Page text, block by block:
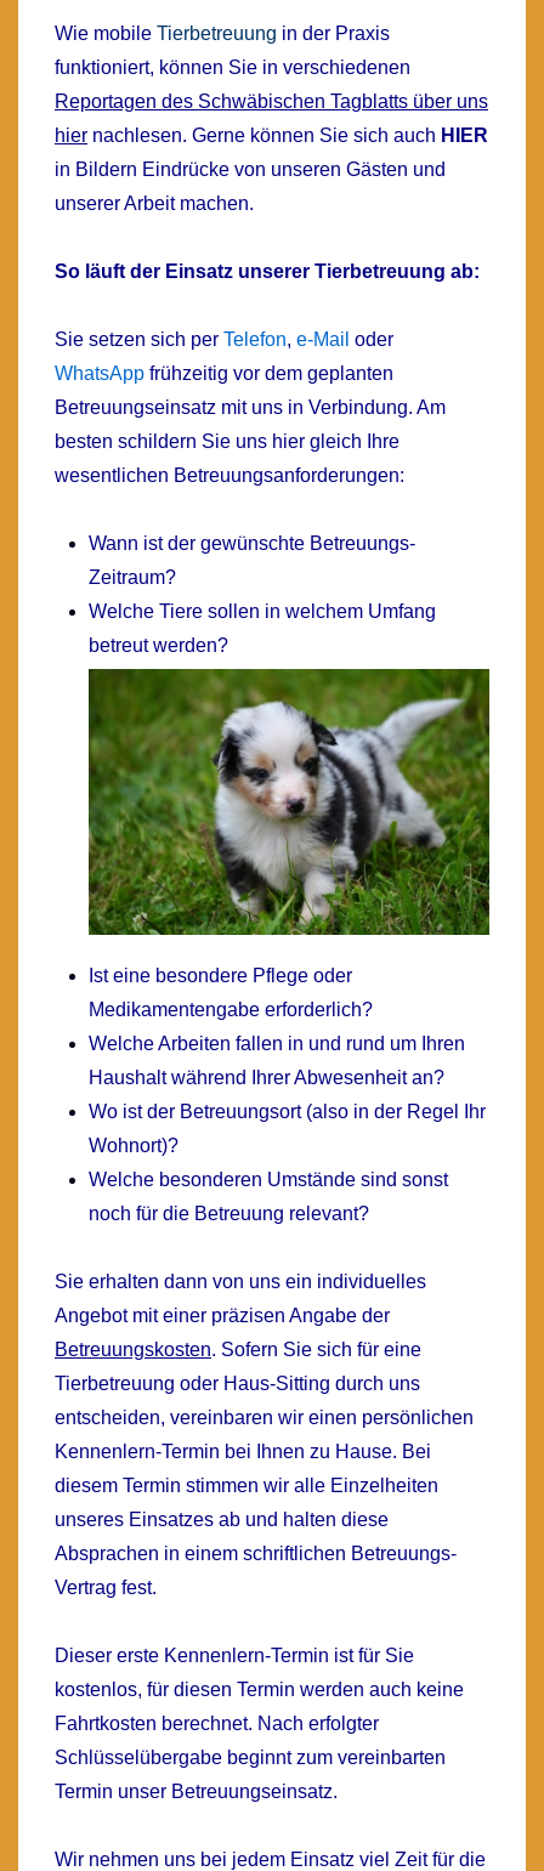
Wie mobile Tierbetreuung in der Praxis
funktioniert, können Sie in verschiedenen
Reportagen des Schwäbischen Tagblatts über uns
hier nachlesen. Gerne können Sie sich auch HIER
in Bildern Eindrücke von unseren Gästen und
unserer Arbeit machen.
So läuft der Einsatz unserer Tierbetreuung ab:
Sie setzen sich per Telefon, e-Mail oder
WhatsApp frühzeitig vor dem geplanten
Betreuungseinsatz mit uns in Verbindung. Am
besten schildern Sie uns hier gleich Ihre
wesentlichen Betreuungsanforderungen:
Wann ist der gewünschte Betreuungs-
Zeitraum?
Welche Tiere sollen in welchem Umfang
betreut werden?
Ist eine besondere Pflege oder
Medikamentengabe erforderlich?
Welche Arbeiten fallen in und rund um Ihren
Haushalt während Ihrer Abwesenheit an?
Wo ist der Betreuungsort (also in der Regel Ihr
Wohnort)?
Welche besonderen Umstände sind sonst
noch für die Betreuung relevant?
Sie erhalten dann von uns ein individuelles
Angebot mit einer präzisen Angabe der
Betreuungskosten. Sofern Sie sich für eine
Tierbetreuung oder Haus-Sitting durch uns
entscheiden, vereinbaren wir einen persönlichen
Kennenlern-Termin bei Ihnen zu Hause. Bei
diesem Termin stimmen wir alle Einzelheiten
unseres Einsatzes ab und halten diese
Absprachen in einem schriftlichen Betreuungs-
Vertrag fest.
Dieser erste Kennenlern-Termin ist für Sie
kostenlos, für diesen Termin werden auch keine
Fahrtkosten berechnet. Nach erfolgter
Schlüsselübergabe beginnt zum vereinbarten
Termin unser Betreuungseinsatz.
Wir nehmen uns bei jedem Einsatz viel Zeit für die